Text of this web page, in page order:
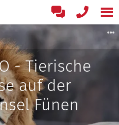
- Tierische
auf der
Fünen